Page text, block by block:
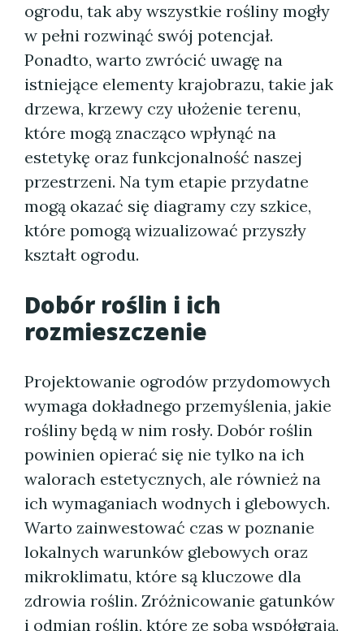
ogrodu, tak aby wszystkie rośliny mogły
w pełni rozwinąć swój potencjał.
Ponadto, warto zwrócić uwagę na
istniejące elementy krajobrazu, takie jak
drzewa, krzewy czy ułożenie terenu,
które mogą znacząco wpłynąć na
estetykę oraz funkcjonalność naszej
przestrzeni. Na tym etapie przydatne
mogą okazać się diagramy czy szkice,
które pomogą wizualizować przyszły
kształt ogrodu.
Dobór roślin i ich
rozmieszczenie
Projektowanie ogrodów przydomowych
wymaga dokładnego przemyślenia, jakie
rośliny będą w nim rosły. Dobór roślin
powinien opierać się nie tylko na ich
walorach estetycznych, ale również na
ich wymaganiach wodnych i glebowych.
Warto zainwestować czas w poznanie
lokalnych warunków glebowych oraz
mikroklimatu, które są kluczowe dla
zdrowia roślin. Zróżnicowanie gatunków
i odmian roślin, które ze sobą współgrają,